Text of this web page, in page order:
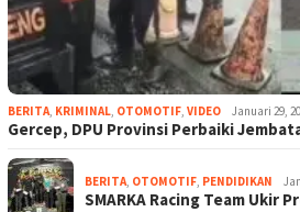
BERITA, KRIMINAL, OTOMOTIF, VIDEO Januari 29,
Gercep, DPU Provinsi Perbaiki
BERITA, OTOMOTIF, PENDIDIKAN
SMARKA Racing Team Ukir